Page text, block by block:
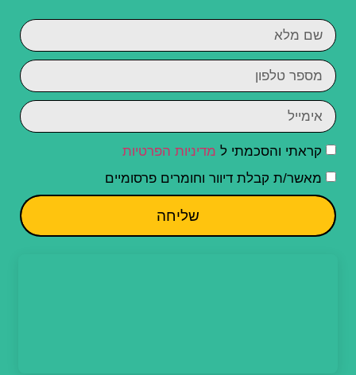
קראתי והסכמתי ל מדיניות הפרטיות
מאשר/ת קבלת דיוור וחומרים פרסומיים
שליחה